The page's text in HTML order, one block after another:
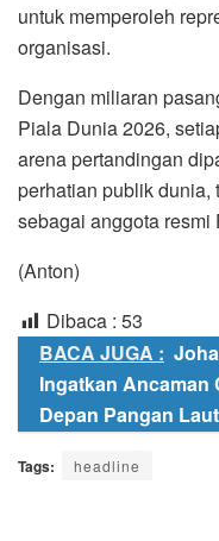
untuk memperoleh
organisasi.
Dengan miliaran
Piala Dunia 2026,
arena pertandingan
perhatian publik dunia,
sebagai anggota resmi
(Anton)
Dibaca : 53
BACA JUGA :
Ingatkan Ancaman
Depan Pangan
Tags: headline